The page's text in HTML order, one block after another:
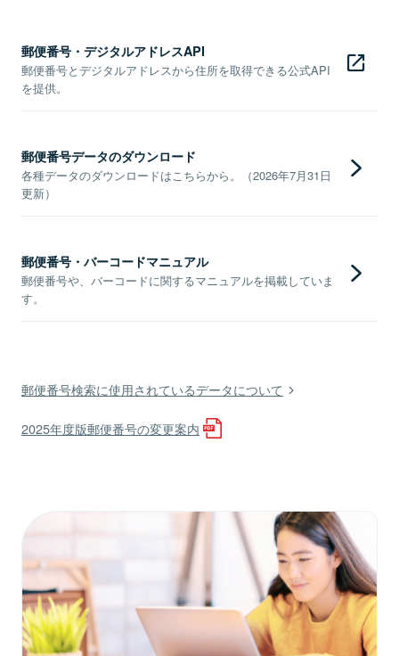
郵便番号・デジタルアドレスAPI
郵便番号とデジタルアドレスから住所を取得できる公式API
を提供。
郵便番号データのダウンロード
各種データのダウンロードはこちらから。（2026年7月31日
更新）
郵便番号・バーコードマニュアル
郵便番号や、バーコードに関するマニュアルを掲載していま
す。
郵便番号検索に使用されているデータについて
2025年度版郵便番号の変更案内